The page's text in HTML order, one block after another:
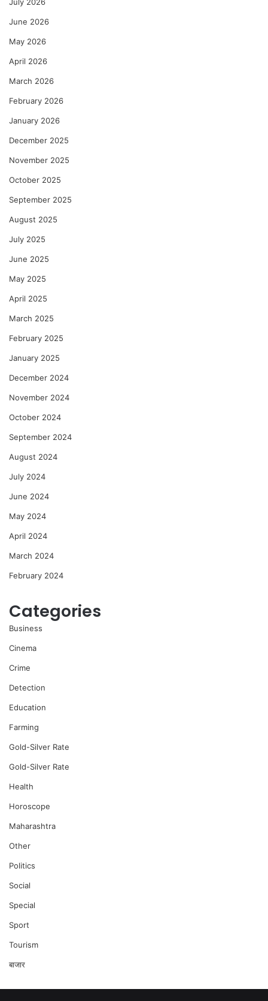
July 2026
June 2026
May 2026
April 2026
March 2026
February 2026
January 2026
December 2025
November 2025
October 2025
September 2025
August 2025
July 2025
June 2025
May 2025
April 2025
March 2025
February 2025
January 2025
December 2024
November 2024
October 2024
September 2024
August 2024
July 2024
June 2024
May 2024
April 2024
March 2024
February 2024
Categories
Business
Cinema
Crime
Detection
Education
Farming
Gold-Silver Rate
Gold-Silver Rate
Health
Horoscope
Maharashtra
Other
Politics
Social
Special
Sport
Tourism
बाजार